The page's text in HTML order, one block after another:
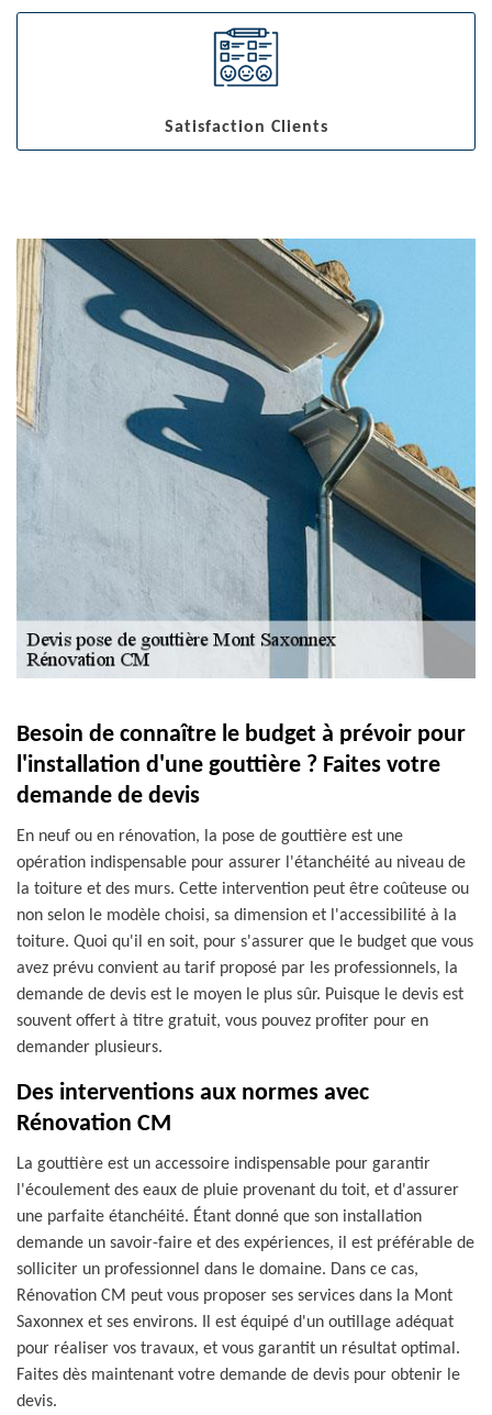
Satisfaction Clients
Besoin de connaître le budget à prévoir pour
l'installation d'une gouttière ? Faites votre
demande de devis
En neuf ou en rénovation, la pose de gouttière est une
opération indispensable pour assurer l'étanchéité au niveau de
la toiture et des murs. Cette intervention peut être coûteuse ou
non selon le modèle choisi, sa dimension et l'accessibilité à la
toiture. Quoi qu'il en soit, pour s'assurer que le budget que vous
avez prévu convient au tarif proposé par les professionnels, la
demande de devis est le moyen le plus sûr. Puisque le devis est
souvent offert à titre gratuit, vous pouvez profiter pour en
demander plusieurs.
Des interventions aux normes avec
Rénovation CM
La gouttière est un accessoire indispensable pour garantir
l'écoulement des eaux de pluie provenant du toit, et d'assurer
une parfaite étanchéité. Étant donné que son installation
demande un savoir-faire et des expériences, il est préférable de
solliciter un professionnel dans le domaine. Dans ce cas,
Rénovation CM peut vous proposer ses services dans la Mont
Saxonnex et ses environs. Il est équipé d'un outillage adéquat
pour réaliser vos travaux, et vous garantit un résultat optimal.
Faites dès maintenant votre demande de devis pour obtenir le
devis.